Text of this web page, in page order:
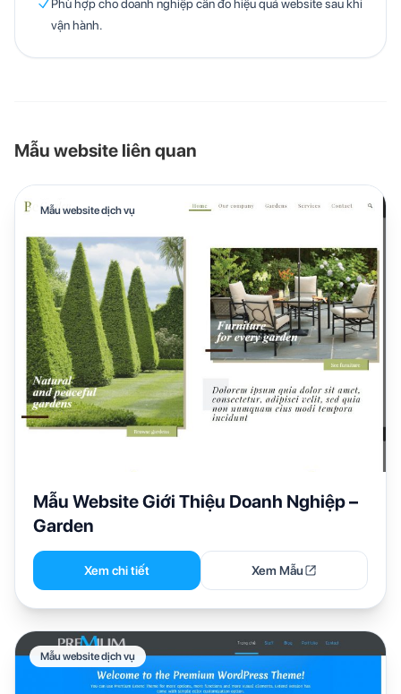
Phù hợp cho doanh nghiệp cần đo hiệu quả website sau khi
vận hành.
Mẫu website liên quan
Mẫu website dịch vụ
Mẫu Website Giới Thiệu Doanh Nghiệp –
Garden
Xem chi tiết Xem Mẫu
Mẫu website dịch vụ